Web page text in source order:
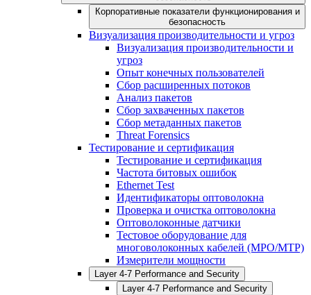
Корпоративные показатели функционирования и
безопасность
Визуализация производительности и угроз
Визуализация производительности и
угроз
Опыт конечных пользователей
Сбор расширенных потоков
Анализ пакетов
Сбор захваченных пакетов
Сбор метаданных пакетов
Threat Forensics
Тестирование и сертификация
Тестирование и сертификация
Частота битовых ошибок
Ethernet Test
Идентификаторы оптоволокна
Проверка и очистка оптоволокна
Оптоволоконные датчики
Тестовое оборудование для
многоволоконных кабелей (MPO/MTP)
Измерители мощности
Layer 4-7 Performance and Security
Layer 4-7 Performance and Security